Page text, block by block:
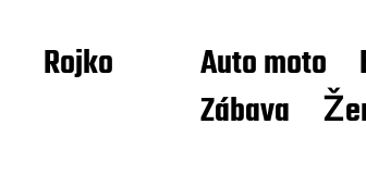
Rojko Auto moto
Zábava